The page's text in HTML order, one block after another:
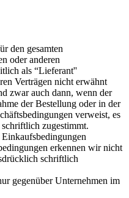
den gesamten
oder anderen
als “Lieferant''
Verträgen nicht erwähnt
zwar auch dann, wenn der
der Bestellung oder in der
verweist, es
zugestimmt.
erkennen wir nicht
schriftlich
gegenüber Unternehmen im